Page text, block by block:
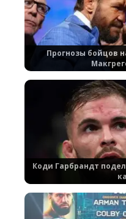
Прогнозы бойцов
Коди Гарбрандт